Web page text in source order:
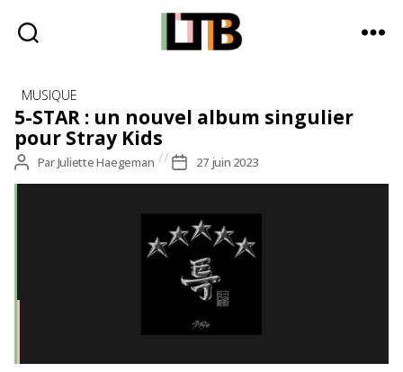
Bag
-
d'information
quotidienne
Catégories
MUSIQUE
5-STAR : un nouvel album singulier
pour Stray Kids
Auteur
de
ParJuliette Haegeman
Date
de
27 juin 2023